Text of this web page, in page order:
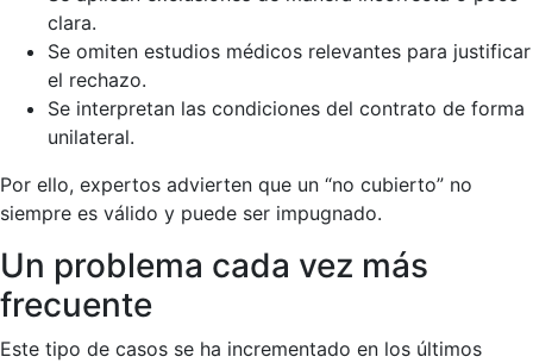
clara.
Se omiten estudios médicos relevantes para justificar
el rechazo.
Se interpretan las condiciones del contrato de forma
unilateral.
Por ello, expertos advierten que un “no cubierto” no
siempre es válido y puede ser impugnado.
Un problema cada vez más
frecuente
Este tipo de casos se ha incrementado en los últimos